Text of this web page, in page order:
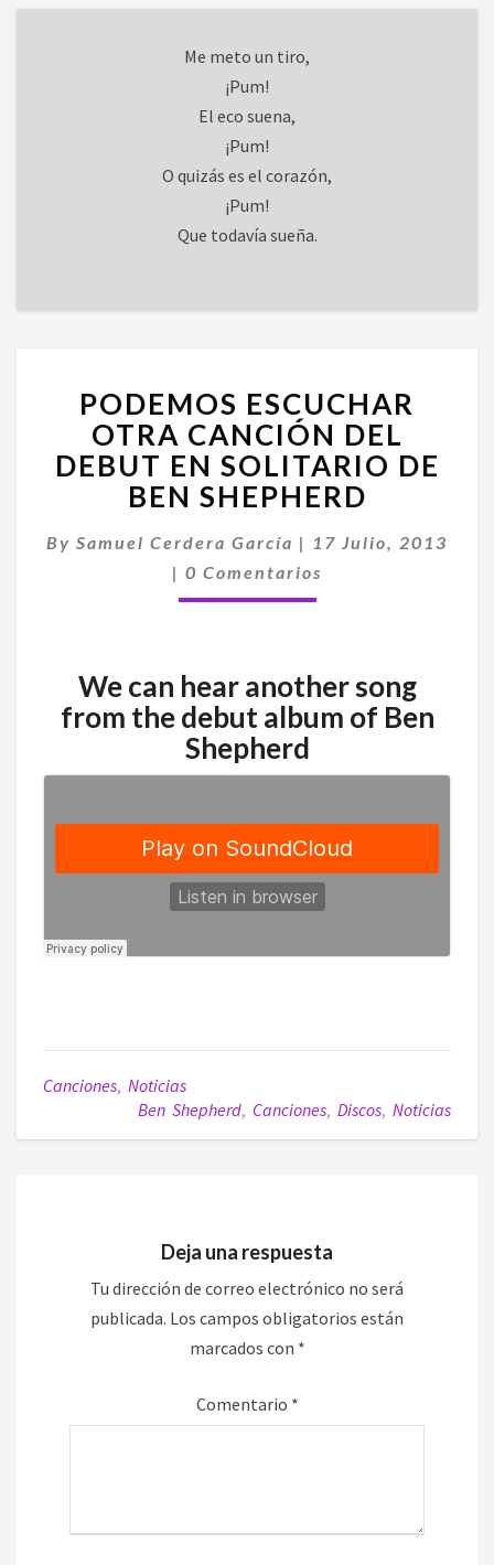
Me meto un tiro,
¡Pum!
El eco suena,
¡Pum!
O quizás es el corazón,
¡Pum!
Que todavía sueña.
ESCUCHAR
OTRA
CANCIÓN
DEL
DEBUT
SOLITARIO
DE
BEN
PODEMOS ESCUCHAR
OTRA CANCIÓN DEL
DEBUT EN SOLITARIO DE
BEN SHEPHERD
By Samuel Cerdera García | 17 Julio, 2013
| Comentarios
0 Comentarios
We can hear another song
from the debut album of Ben
Shepherd
Canciones, Noticias
Ben Shepherd, Canciones, Discos, Noticias
Deja una respuesta
Tu dirección de correo electrónico no será
publicada. Los campos obligatorios están
marcados con *
Comentario *